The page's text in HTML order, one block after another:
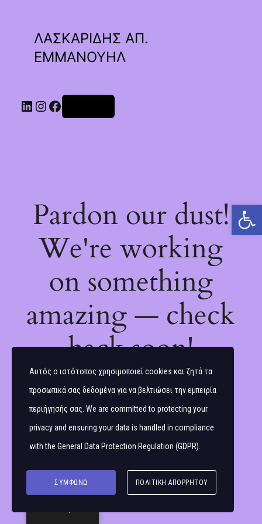
Ανοίξτε τη γραμμή εργαλείων
ΛΑΣΚΑΡΙΔΗΣ ΑΠ.
ΕΜΜΑΝΟΥΗΛ
Linkedin
Instagram
Facebook
Pardon our dust!
We're working
on something
amazing — check
back soon!
Αυτός ο ιστότοπος χρησιμοποιεί cookies και ζητά τα
προσωπικά σας δεδομένα για να βελτιώσει την εμπειρία
περιήγησής σας. We are committed to protecting your
privacy and ensuring your data is handled in compliance
with the General Data Protection Regulation (GDPR)
ΣΥΜΦΩΝΏ ΠΟΛΙΤΙΚΉ ΑΠΟΡΡΉΤΟΥ